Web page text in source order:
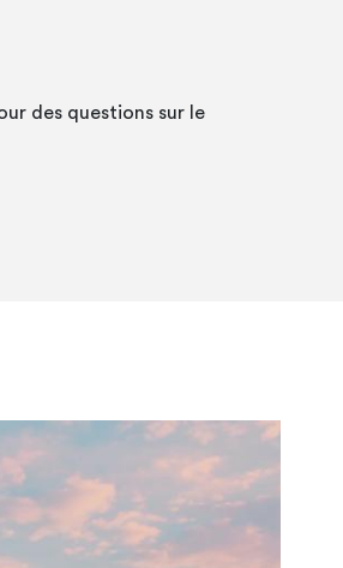
des questions sur le